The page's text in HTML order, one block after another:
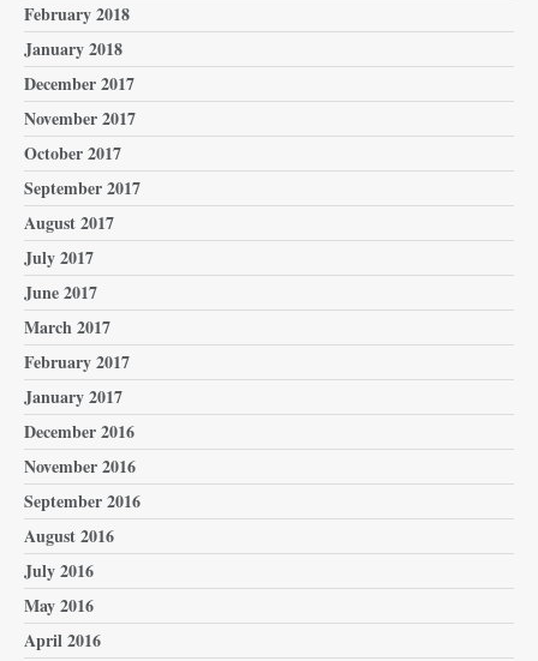
February 2018
January 2018
December 2017
November 2017
October 2017
September 2017
August 2017
July 2017
June 2017
March 2017
February 2017
January 2017
December 2016
November 2016
September 2016
August 2016
July 2016
May 2016
April 2016